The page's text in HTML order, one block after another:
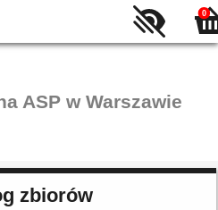
0
ASP w Warszawie
zbiorów